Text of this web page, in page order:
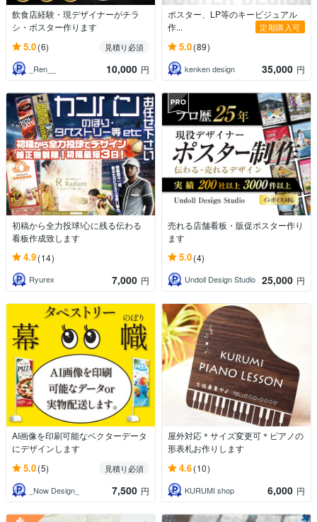
飲食店経験・現デザイナーがチラ
シ・ポスター作ります
5.0(6)
見積り必須
_Ren__
10,000 円
ポスター、LP等のキービジュアル
作...
定期購入可
5.0(89)
kenken design 35,000 円
初稿から全力投球!心に残る伝わる
看板作成致します
4.9(14)
Ryurex 7,000 円
売れる店舗看板・販促ポスター作り
ます
5.0(4)
Undoll Design Studio 25,000 円
AI画像を印刷可能なベクターデータ
にデザインします
5.0(5)
見積り必須
_Now Design_
7,500 円
屋外対応＊サイズ変更可＊ピアノの
形表札お作りします
4.6(10)
KURUMI shop 6,000 円